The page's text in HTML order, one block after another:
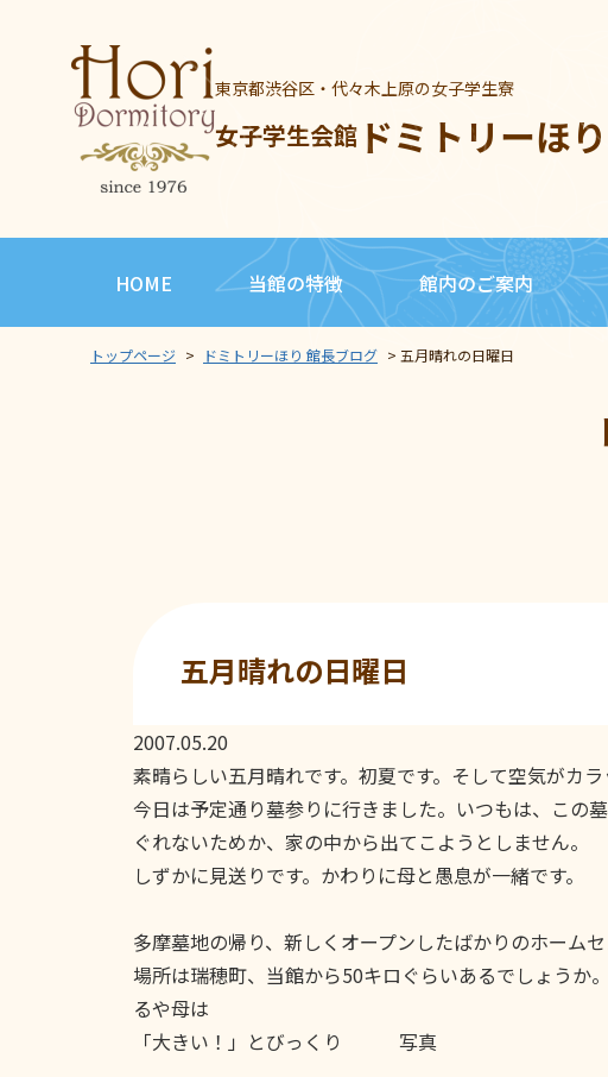
東京都渋谷区・代々木上原の女子学生寮
女子学生会館 ドミトリーほり
HOME 当館の特徴 館内のご案内
トップページ > ドミトリーほり 館長ブログ > 五月晴れの日曜日
五月晴れの日曜日
2007.05.20
素晴らしい五月晴れです。初夏です。そして空気がカラ
今日は予定通り墓参りに行きました。いつもは、この
ぐれないためか、家の中から出てこようとしません。
しずかに見送りです。かわりに母と愚息が一緒です。
多摩墓地の帰り、新しくオープンしたばかりのホームセ
場所は瑞穂町、当館から50キロぐらいあるでしょうか
るや母は
「大きい！」とびっくり 写真